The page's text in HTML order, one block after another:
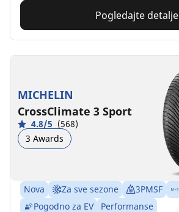
Pogledajte detalje
MICHELIN
CrossClimate 3 Sport
4.8/5 (568)
3 Awards
Nova Za sve sezone 3PMSF
Pogodno za EV
Performanse